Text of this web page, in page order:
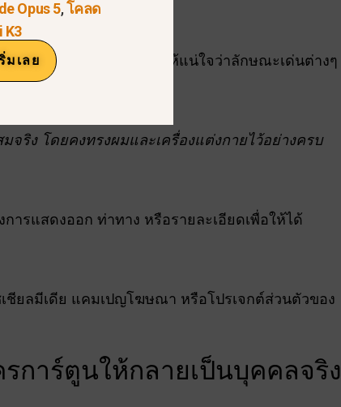
องการแปลง ตรวจสอบให้แน่ใจว่าลักษณะเด่นต่างๆ
จริง โดยคงทรงผมและเครื่องแต่งกายไว้อย่างครบ
รแสดงออก ท่าทาง หรือรายละเอียดเพื่อให้ได้
ยลมีเดีย แคมเปญโฆษณา หรือโปรเจกต์ส่วนตัวของ
การ์ตูนให้กลายเป็นบุคคลจริง
Opus 5,โคลด
K3
มเลย